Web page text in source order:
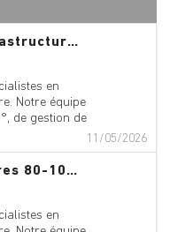
Directeur des travaux infrastructure 80-100% (h/f)
en
Notre équipe
de gestion de
les domaines
ports,
trafic, tunnels
11/05/2026
Ingénieurs civils - structures 80-100% (h/f)
en